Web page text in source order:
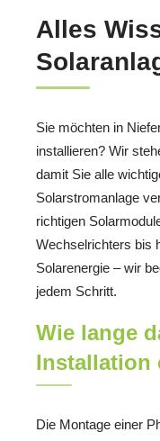
Alles
Sie möchten in
installieren? Wir
damit Sie alle
Solarstromanlage
richtigen
Wechselrichters bis
Solarenergie – wir
jedem Schritt.
Wie lange
Installation
Die Montage einer